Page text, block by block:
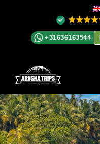
+31636163544